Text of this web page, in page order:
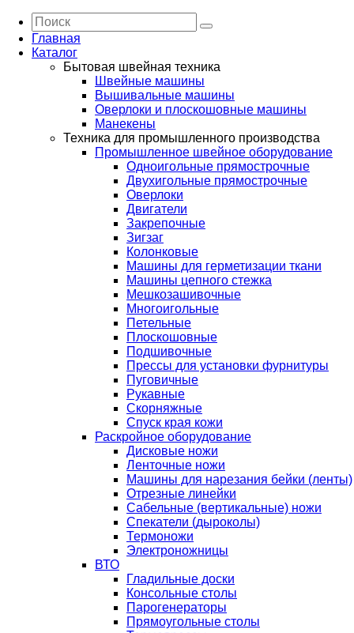
Главная
Каталог
Бытовая швейная техника
Швейные машины
Вышивальные машины
Оверлоки и плоскошовные машины
Манекены
Техника для промышленного производства
Промышленное швейное оборудование
Одноигольные прямострочные
Двухигольные прямострочные
Оверлоки
Двигатели
Закрепочные
Зигзаг
Колонковые
Машины для герметизации ткани
Машины цепного стежка
Мешкозашивочные
Многоигольные
Петельные
Плоскошовные
Подшивочные
Прессы для установки фурнитуры
Пуговичные
Рукавные
Скорняжные
Спуск края кожи
Раскройное оборудование
Дисковые ножи
Ленточные ножи
Машины для нарезания бейки (ленты)
Отрезные линейки
Сабельные (вертикальные) ножи
Спекатели (дыроколы)
Термоножи
Электроножницы
ВТО
Гладильные доски
Консольные столы
Парогенераторы
Прямоугольные столы